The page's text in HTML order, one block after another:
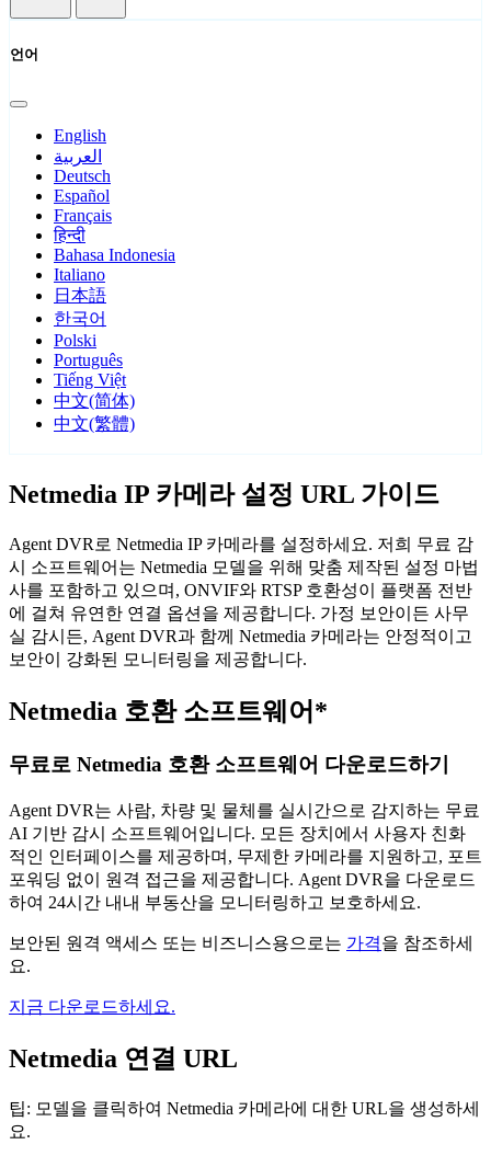
언어
English
العربية
Deutsch
Español
Français
हिन्दी
Bahasa Indonesia
Italiano
日本語
한국어
Polski
Português
Tiếng Việt
中文(简体)
中文(繁體)
Netmedia IP 카메라 설정 URL 가이드
Agent DVR로 Netmedia IP 카메라를 설정하세요. 저희 무료 감
시 소프트웨어는 Netmedia 모델을 위해 맞춤 제작된 설정 마법
사를 포함하고 있으며, ONVIF와 RTSP 호환성이 플랫폼 전반
에 걸쳐 유연한 연결 옵션을 제공합니다. 가정 보안이든 사무
실 감시든, Agent DVR과 함께 Netmedia 카메라는 안정적이고
보안이 강화된 모니터링을 제공합니다.
Netmedia 호환 소프트웨어*
무료로 Netmedia 호환 소프트웨어 다운로드하기
Agent DVR는 사람, 차량 및 물체를 실시간으로 감지하는 무료
AI 기반 감시 소프트웨어입니다. 모든 장치에서 사용자 친화
적인 인터페이스를 제공하며, 무제한 카메라를 지원하고, 포트
포워딩 없이 원격 접근을 제공합니다. Agent DVR을 다운로드
하여 24시간 내내 부동산을 모니터링하고 보호하세요.
보안된 원격 액세스 또는 비즈니스용으로는 가격을 참조하세
요.
지금 다운로드하세요.
Netmedia 연결 URL
팁: 모델을 클릭하여 Netmedia 카메라에 대한 URL을 생성하세
요.